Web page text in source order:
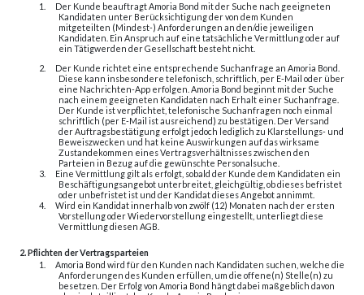
1.
Der Kunde beauftragt Amoria Bond mit der Suche nach geeigneten
Kandidaten unter Berücksichtigung der von dem Kunden
mitgeteilten (Mindest-) Anforderungen an den/die jeweiligen
Kandidaten. Ein Anspruch auf eine tatsächliche Vermittlung oder auf
ein Tätigwerden der Gesellschaft besteht nicht.
2.
Der Kunde richtet eine entsprechende Suchanfrage an Amoria Bond.
Diese kann insbesondere telefonisch, schriftlich, per E-Mail oder über
eine Nachrichten-App erfolgen. Amoria Bond beginnt mit der Suche
nach einem geeigneten Kandidaten nach Erhalt einer Suchanfrage.
Der Kunde ist verpflichtet, telefonische Suchanfragen noch einmal
schriftlich (per E-Mail ist ausreichend) zu bestätigen. Der Versand
der Auftragsbestätigung erfolgt jedoch lediglich zu Klarstellungs- und
Beweiszwecken und hat keine Auswirkungen auf das wirksame
Zustandekommen eines Vertragsverhältnisses zwischen den
Parteien in Bezug auf die gewünschte Personalsuche.
3.
Eine Vermittlung gilt als erfolgt, sobald der Kunde dem Kandidaten ein
Beschäftigungsangebot unterbreitet, gleichgültig, ob dieses befristet
oder unbefristet ist und der Kandidat dieses Angebot annimmt.
4.
Wird ein Kandidat innerhalb von zwölf (12) Monaten nach der ersten
Vorstellung oder Wiedervorstellung eingestellt, unterliegt diese
Vermittlung diesen AGB.
2. Pflichten der Vertragsparteien
1.
Amoria Bond wird für den Kunden nach Kandidaten suchen, welche die
Anforderungen des Kunden erfüllen, um die offene(n) Stelle(n) zu
besetzen. Der Erfolg von Amoria Bond hängt dabei maßgeblich davon